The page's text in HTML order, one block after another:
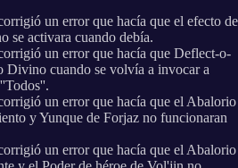
un error que hacía que el efecto de
se activara cuando debía.
un error que hacía que Deflect-o-
Divino cuando se volvía a invocar a
un error que hacía que el Abalorio
y Yunque de Forjaz no funcionaran
un error que hacía que el Abalorio